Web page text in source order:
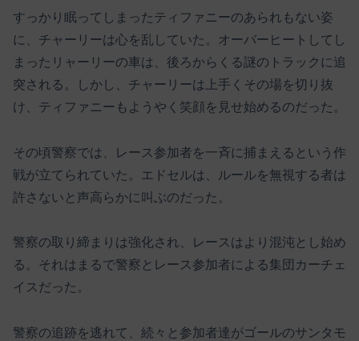
すっかり眠ってしまったティファニーのあられもない姿
に、チャーリーは心を乱していた。オーバーヒートしてし
まったリャーリーの車は、後ろからくる謎のトラックに追
突される。しかし、チャーリーは上手くその場を切り抜
け、ティファニーもようやく笑顔を見せ始めるのだった。
その頃警察では、レース参加者を一斉に捕まえるという作
戦が立てられていた。エドセルは、ルールを無視する者は
許さないと声高らかに叫ぶのだった。
警察の取り締まりは強化され、レースはより混沌とし始め
る。それはまるで警察とレース参加者による集団カーチェ
イスだった。
警察の追跡を逃れて、続々と参加者達がゴールのサンタモ